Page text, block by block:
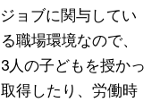
ョブに関与してい
職場環境なので、
人の子どもを授かっ
得したり、労働時